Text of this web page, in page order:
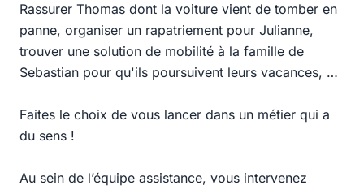
Rassurer Thomas dont la voiture vient de tomber en
panne, organiser un rapatriement pour Julianne,
trouver une solution de mobilité à la famille de
Sebastian pour qu'ils poursuivent leurs vacances, …
Faites le choix de vous lancer dans un métier qui a
du sens !
Au sein de l’équipe assistance, vous intervenez